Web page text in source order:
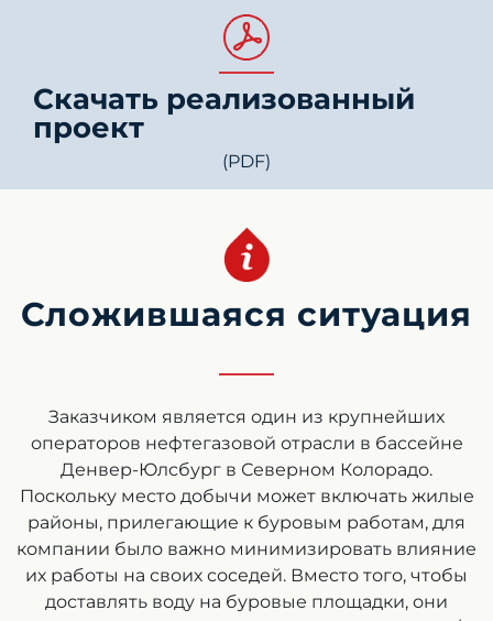
Скачать реализованный
проект
(PDF)
Сложившаяся ситуация
Заказчиком является один из крупнейших
операторов нефтегазовой отрасли в бассейне
Денвер-Юлсбург в Северном Колорадо.
Поскольку место добычи может включать жилые
районы, прилегающие к буровым работам, для
компании было важно минимизировать влияние
их работы на своих соседей. Вместо того, чтобы
доставлять воду на буровые площадки, они